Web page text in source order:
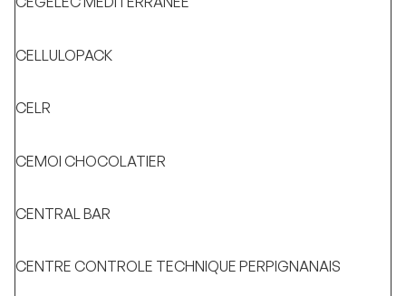
CELLULOPACK
CELR
CEMOI CHOCOLATIER
CENTRAL BAR
CENTRE CONTROLE TECHNIQUE PERPIGNANAIS